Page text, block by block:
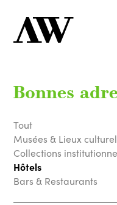
Bonnes
Tout
Musées & Lieux
Collections
Hôtels
Bars & Restaurants